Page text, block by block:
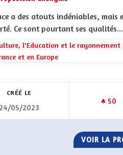
a des atouts indéniables, mais
Ce sont pourtant ses qualités...
les résultats de la catégorie : La
l'Education et le rayonnement
et en Europe
CRÉÉ LE
24/05/2023
50
VOIR LA